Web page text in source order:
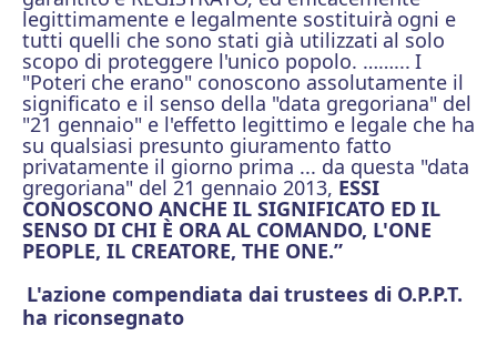
legittimamente e legalmente sostituirà ogni e
tutti quelli che sono stati già utilizzati al solo
scopo di proteggere l'unico popolo. ……... I
"Poteri che erano" conoscono assolutamente il
significato e il senso della "data gregoriana" del
"21 gennaio" e l'effetto legittimo e legale che ha
su qualsiasi presunto giuramento fatto
privatamente il giorno prima ... da questa "data
gregoriana" del 21 gennaio 2013, ESSI
CONOSCONO ANCHE IL SIGNIFICATO ED IL
SENSO DI CHI È ORA AL COMANDO, L'ONE
PEOPLE, IL CREATORE, THE ONE.”
L'azione compendiata dai trustees di O.P.P.T.
ha riconsegnato